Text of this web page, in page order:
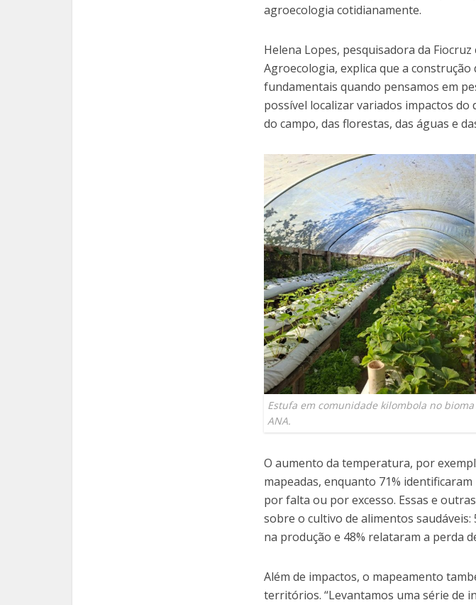
agroecologia cotidianamente.
Helena Lopes, pesquisadora da
Agroecologia, explica que a
fundamentais quando pensamos em
possível localizar variados impactos
do campo, das florestas, das águas e
Estufa em comunidade kilombola no
ANA.
O aumento da temperatura, por
mapeadas, enquanto 71%
por falta ou por excesso. Essas e
sobre o cultivo de alimentos
na produção e 48% relataram a perda
Além de impactos, o mapeamento
territórios. “Levantamos uma série de